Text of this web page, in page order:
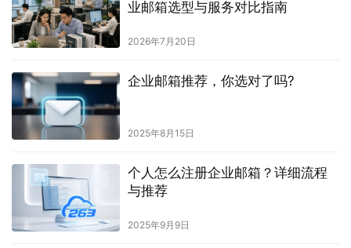
业邮箱选型与服务对比指南
2026年7月20日
企业邮箱推荐，你选对了吗?
2025年8月15日
个人怎么注册企业邮箱？详细流程
与推荐
2025年9月9日